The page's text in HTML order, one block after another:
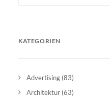
KATEGORIEN
Advertising (83)
Architektur (63)